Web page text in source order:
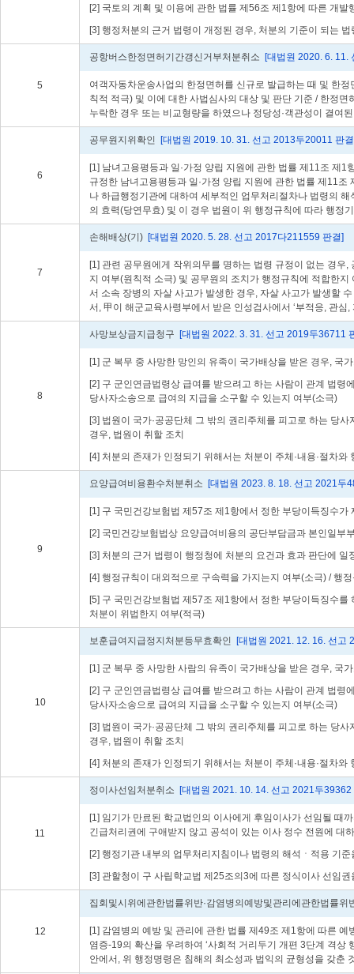
[2] 국토의 계획 및 이용에 관한 법률 제56조 제1항에 따른 개
[3] 행정처분의 근거 법령이 개정된 경우, 처분의 기준이 되는
5
공항버스한정면허기간갱신거부처분취소 [대법원 2020. 6. 11.
여객자동차운송사업의 한정면허를 신규로 발급하는 때 및 한
칙적 적극) 및 이에 대한 사법심사의 대상 및 판단 기준 / 한정
누락한 경우 또는 비교형량을 하였으나 정당성·객관성이 결여
6
공무원지위확인 [대법원 2019. 10. 31. 선고 2013두20011 판
[1] 남녀고용평등과 일·가정 양립 지원에 관한 법률 제11조 제
규정한 남녀고용평등과 일·가정 양립 지원에 관한 법률 제11
나 하급행정기관에 대하여 세부적인 업무처리절차나 법령의
의 효력(당연무효) 및 이 경우 법원이 위 행정규칙에 따라 행정
7
손해배상(기) [대법원 2020. 5. 28. 선고 2017다211559 판결]
[1] 관련 공무원에게 작위의무를 명하는 법령 규정이 없는 경우
지 여부(원칙적 소극) 및 공무원의 조치가 행정규칙에 적합한
서 소속 장병의 자살 사고가 발생한 경우, 자살 사고가 발생할
서, 甲이 해군교육사령부에서 받은 인성검사에서 ‘부적응, 관
8
사망보상금지급청구 [대법원 2022. 3. 31. 선고 2019두36711
[1] 군 복무 중 사망한 망인의 유족이 국가배상을 받은 경우, 국
[2] 구 군인연금법령상 급여를 받으려고 하는 사람이 관계 법
당사자소송으로 급여의 지급을 소구할 수 있는지 여부(소극)
[3] 법원이 국가·공공단체 그 밖의 권리주체를 피고로 하는 당
경우, 법원이 취할 조치
[4] 처분의 존재가 인정되기 위해서는 처분이 주체·내용·절차
9
요양급여비용환수처분취소 [대법원 2023. 8. 18. 선고 2021두
[1] 구 국민건강보험법 제57조 제1항에서 정한 부당이득징수가
[2] 국민건강보험법상 요양급여비용의 공단부담금과 본인일
[3] 처분의 근거 법령이 행정청에 처분의 요건과 효과 판단에
[4] 행정규칙이 대외적으로 구속력을 가지는지 여부(소극) / 행
[5] 구 국민건강보험법 제57조 제1항에서 정한 부당이득징수
처분이 위법한지 여부(적극)
10
보훈급여지급정지처분등무효확인 [대법원 2021. 12. 16. 선고
[1] 군 복무 중 사망한 사람의 유족이 국가배상을 받은 경우, 국
[2] 구 군인연금법령상 급여를 받으려고 하는 사람이 관계 법
당사자소송으로 급여의 지급을 소구할 수 있는지 여부(소극)
[3] 법원이 국가·공공단체 그 밖의 권리주체를 피고로 하는 당
경우, 법원이 취할 조치
[4] 처분의 존재가 인정되기 위해서는 처분이 주체·내용·절차
11
정이사선임처분취소 [대법원 2021. 10. 14. 선고 2021두39362
[1] 임기가 만료된 학교법인의 이사에게 후임이사가 선임될 때
긴급처리권에 구애받지 않고 공석이 있는 이사 정수 전원에 대
[2] 행정기관 내부의 업무처리지침이나 법령의 해석ㆍ적용 기
[3] 관할청이 구 사립학교법 제25조의3에 따른 정식이사 선임
12
집회및시위에관한법률위반·감염병의예방및관리에관한법률위
[1] 감염병의 예방 및 관리에 관한 법률 제49조 제1항에 따른
염증-19의 확산을 우려하여 ‘사회적 거리두기 개편 3단계 격상
안에서, 위 행정명령은 침해의 최소성과 법익의 균형성을 갖춘